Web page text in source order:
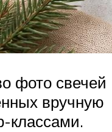
фото свечей
вручную
классами.